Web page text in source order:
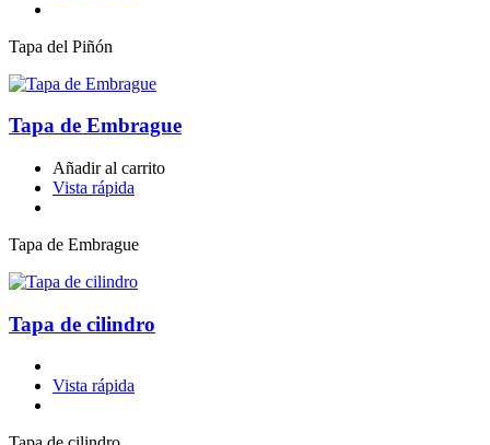
Tapa del Piñón
Tapa de Embrague
Añadir al carrito
Vista rápida
Tapa de Embrague
Tapa de cilindro
Vista rápida